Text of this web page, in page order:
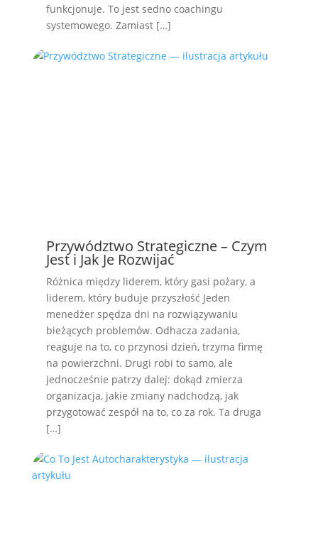
funkcjonuje. To jest sedno coachingu
systemowego. Zamiast […]
Przywództwo Strategiczne – Czym
Jest i Jak Je Rozwijać
Różnica między liderem, który gasi pożary, a
liderem, który buduje przyszłość Jeden
menedżer spędza dni na rozwiązywaniu
bieżących problemów. Odhacza zadania,
reaguje na to, co przynosi dzień, trzyma firmę
na powierzchni. Drugi robi to samo, ale
jednocześnie patrzy dalej: dokąd zmierza
organizacja, jakie zmiany nadchodzą, jak
przygotować zespół na to, co za rok. Ta druga
[…]